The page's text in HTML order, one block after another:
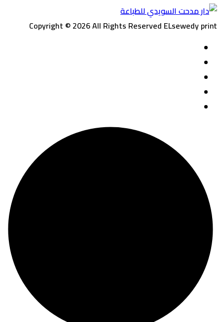
Copyright © 2026 All Rights Reserved ELsewedy print